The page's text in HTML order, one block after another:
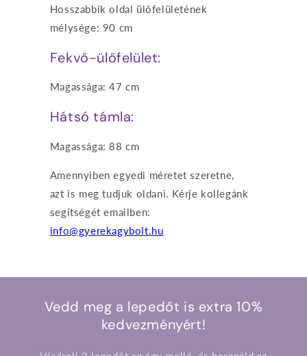
Hosszabbik oldal ülőfelületének
mélysége: 90 cm
Fekvő-ülőfelület:
Magassága: 47 cm
Hátsó támla:
Magassága: 88 cm
Amennyiben egyedi méretet szeretne,
azt is meg tudjuk oldani. Kérje kollegánk
segítségét emailben:
info@gyerekagybolt.hu
Vedd meg a lepedőt is extra 10%
kedvezményért!